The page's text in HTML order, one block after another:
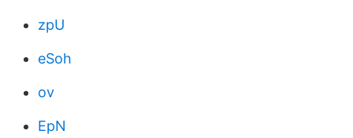
zpU
eSoh
ov
EpN